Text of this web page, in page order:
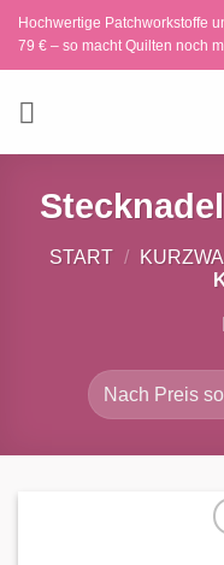
Zum
Inhalt
springen
Hochwertige Patchworkstoffe
79 € – so macht Quilten noch
START /